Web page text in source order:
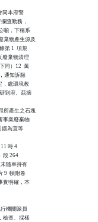
同本府警
查勤務，
噸，下稱系
棄物產生源及
第 1  項規
廢棄物清理
同）12  萬
通知訴願
，處環境教
到府。茲摘
所產生之石塊
事業廢棄物
鍰為宜等
時 4
段 264
未隨車持有
9  幀附卷
實明確，本
機關派員
檢查、採樣